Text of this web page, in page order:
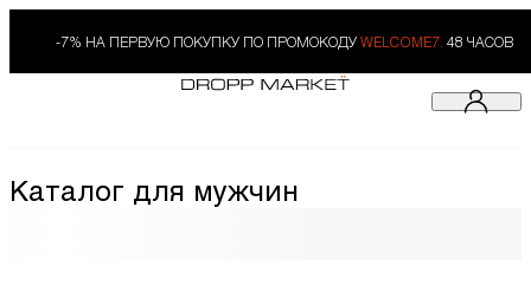
-7% НА ПЕРВУЮ ПОКУПКУ ПО ПРОМОКОДУ WELCOME7. 48 ЧАСОВ
Каталог для мужчин